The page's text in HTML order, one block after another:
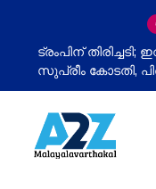
ട്രംപിന്
സുപ്രീം കോടതി,